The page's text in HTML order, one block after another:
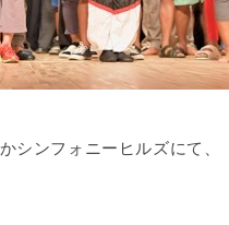
シンフォニーヒルズにて、